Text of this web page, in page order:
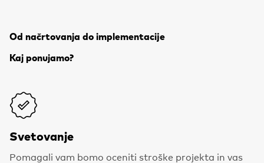
Od načrtovanja do implementacije
Kaj ponujamo?
Svetovanje
Pomagali vam bomo oceniti stroške projekta in vas